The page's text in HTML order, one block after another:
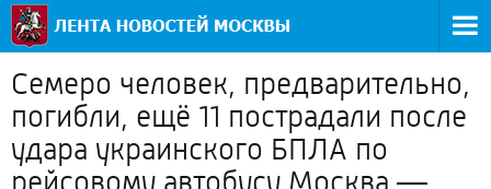
Семеро человек, предварительно,
погибли, ещё 11 пострадали после
удара украинского БПЛА по